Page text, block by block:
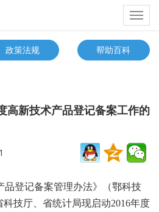
政策法规 帮助百科
高新技术产品登记备案工作的
品登记备案管理办法》（鄂科技
科技厅、省统计局现启动2016年度